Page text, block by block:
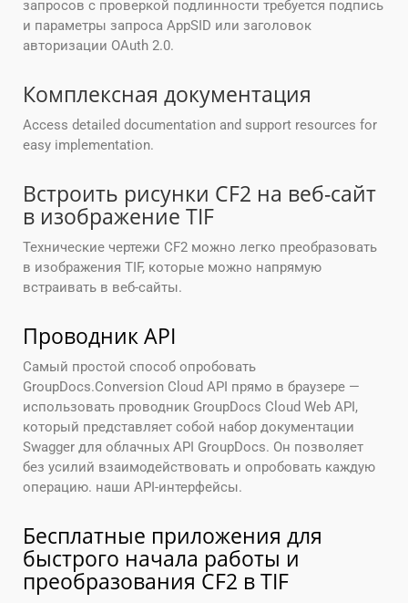
запросов с проверкой подлинности требуется подпись
и параметры запроса AppSID или заголовок
авторизации OAuth 2.0.
Комплексная документация
Access detailed documentation and support resources for
easy implementation.
Встроить рисунки CF2 на веб-сайт
в изображение TIF
Технические чертежи CF2 можно легко преобразовать
в изображения TIF, которые можно напрямую
встраивать в веб-сайты.
Проводник API
Самый простой способ опробовать
GroupDocs.Conversion Cloud API прямо в браузере —
использовать проводник GroupDocs Cloud Web API,
который представляет собой набор документации
Swagger для облачных API GroupDocs. Он позволяет
без усилий взаимодействовать и опробовать каждую
операцию. наши API-интерфейсы.
Бесплатные приложения для
быстрого начала работы и
преобразования CF2 в TIF